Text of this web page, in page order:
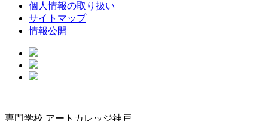
個人情報の取り扱い
サイトマップ
情報公開
専門学校 アートカレッジ神戸